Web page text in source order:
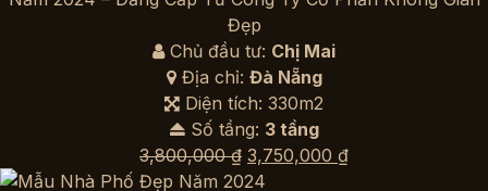
Đẹp
Chủ đầu tư: Chị Mai
Địa chỉ: Đà Nẵng
Diện tích: 330m2
Số tầng: 3 tầng
3,800,000₫ Giá
gốc
3,750,000 ₫Giá